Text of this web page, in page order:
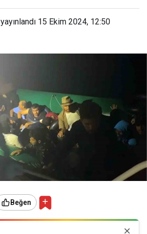
yayınlandı 15 Ekim 2024, 12:50
Beğen